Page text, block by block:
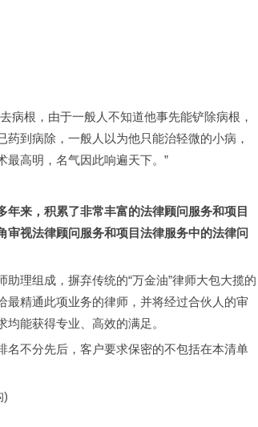
病根，由于一般人不知道他事先能铲除病根，
到病除，一般人以为他只能治轻微的小病，
最高明，名气因此响遍天下。”
来，积累了非常丰富的法律顾问服务和项目
视法律顾问服务和项目法律服务中的法律问
理组成，摒弃传统的“万金油”律师大包大揽的
最精通此项业务的律师，并将经过合伙人的审
能获得专业、高效的满足。
名不分先后，客户要求保密的不包括在本清单
)